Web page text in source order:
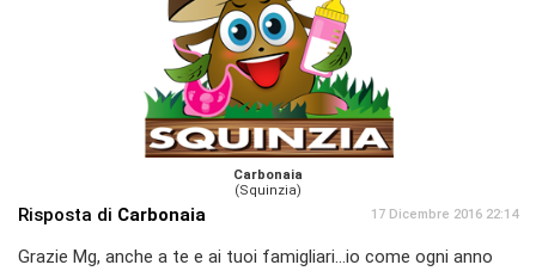
Carbonaia
(Squinzia)
Risposta di Carbonaia 17 Dicembre 2016 22:14
Grazie Mg, anche a te e ai tuoi famigliari...io come ogni anno